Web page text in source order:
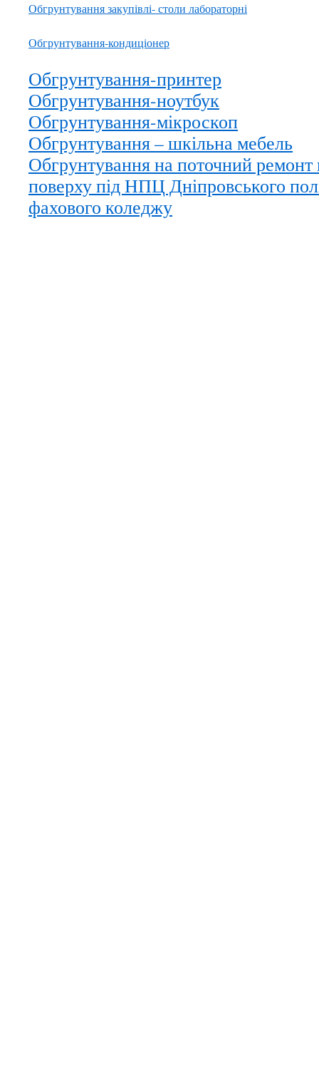
Обгрунтування закупівлі- столи лабораторні
Обгрунтування-кондиціонер
Обгрунтування-принтер
Обгрунтування-ноутбук
Обгрунтування-мікроскоп
Обгрунтування – шкільна мебель
Обгрунтування на поточний
поверху під НПЦ Дніпровського
фахового коледжу